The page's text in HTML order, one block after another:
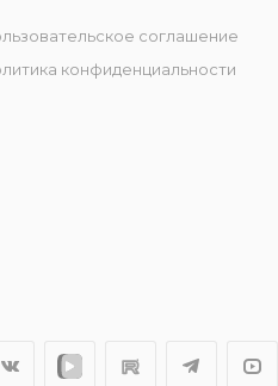
соглашение
конфиденциальности